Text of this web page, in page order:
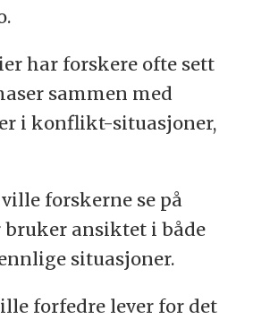
har forskere ofte sett
sammen med
i konflikt-situasjoner,
forskerne se på
ansiktet i både
situasjoner.
forfedre lever for det